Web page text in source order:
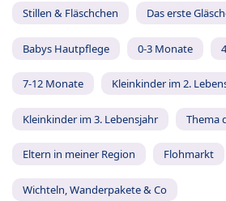
Stillen & Fläschchen Das erste
Babys Hautpflege 0-3 Monate
7-12 Monate Kleinkinder im 2.
Kleinkinder im 3. Lebensjahr Thema
Eltern in meiner Region Flohmarkt
Wichteln, Wanderpakete & Co